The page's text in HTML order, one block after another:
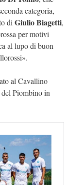
categoria,
di Giulio Biagetti,
per motivi
al lupo di buon
al Cavallino
Piombino in